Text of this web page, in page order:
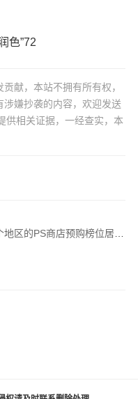
72
献，本站不拥有所有权，
嫌抄袭的内容，欢迎发送
供相关证据，一经查实，本
的PS商店预购榜位居前列